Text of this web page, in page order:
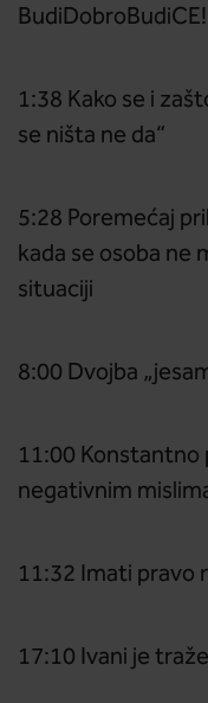
BudiDobroBudiCE!
1:38 Kako se i
se ništa ne da“
5:28 Poremećaj
kada se osoba ne
situaciji
8:00 Dvojba
11:00 Konstantno
negativnim
11:32 Imati pravo
17:10 Ivani je